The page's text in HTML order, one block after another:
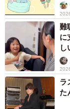
難
に
し
ラ
た